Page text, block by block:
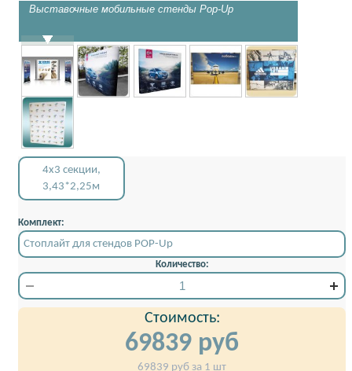
Выставочные мобильные стенды Pop-Up
4x3 секции,
3,43*2,25м
Комплект:
Стоплайт для стендов POP-Up
Количество:
Стоимость:
69839 руб
69839 руб за 1 шт